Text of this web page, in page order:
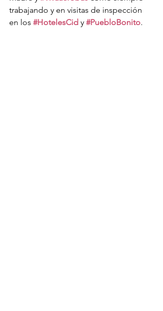
trabajando y en visitas de inspección
en los #HotelesCid y #PuebloBonito.